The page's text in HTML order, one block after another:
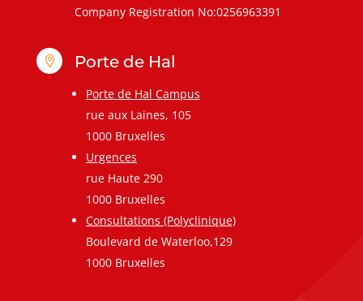
Company Registration No:0256963391
 Porte de Hal
Porte de Hal Campus
rue aux Laines, 105
1000 Bruxelles
Urgences
rue Haute 290
1000 Bruxelles
Consultations (Polyclinique)
Boulevard de Waterloo,129
1000 Bruxelles